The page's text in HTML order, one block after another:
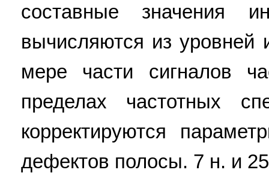
составные значения
вычисляются из уровней
мере части сигналов
пределах частотных
корректируются
дефектов полосы. 7 н. и